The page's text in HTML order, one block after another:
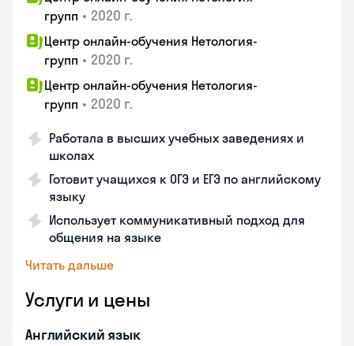
групп • 2020 г.
Центр онлайн-обучения Нетология-
групп • 2020 г.
Центр онлайн-обучения Нетология-
групп • 2020 г.
Работала в высших учебных заведениях и
школах
Готовит учащихся к ОГЭ и ЕГЭ по английскому
языку
Использует коммуникативный подход для
общения на языке
Читать дальше
Услуги и цены
Английский язык